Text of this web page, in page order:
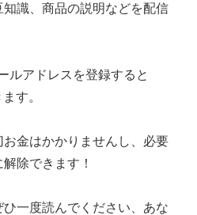
識、商品の説明などを配信
ルアドレスを登録すると
す。
金はかかりませんし、必要
除できます！
一度読んでください、あな